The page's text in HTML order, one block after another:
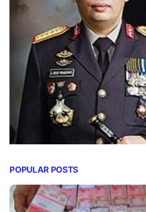
POPULAR POSTS